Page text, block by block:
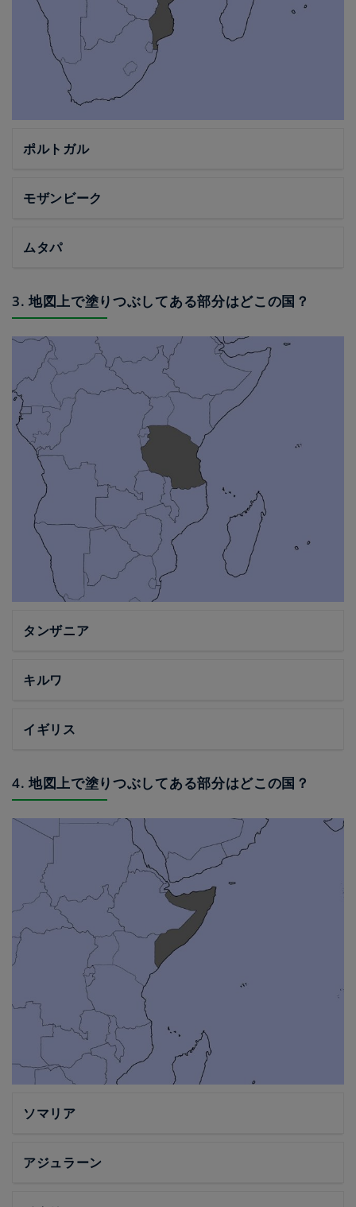
ポルトガル
モザンビーク
ムタパ
3. 地図上で塗りつぶしてある部分はどこの国？
タンザニア
キルワ
イギリス
4. 地図上で塗りつぶしてある部分はどこの国？
ソマリア
アジュラーン